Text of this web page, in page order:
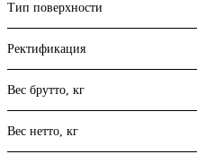
Тип поверхности
Ректификация
Вес брутто, кг
Вес нетто, кг